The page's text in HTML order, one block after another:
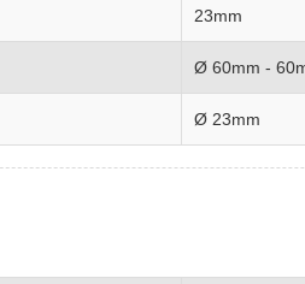
23mm
Ø 60mm -
Ø 23mm